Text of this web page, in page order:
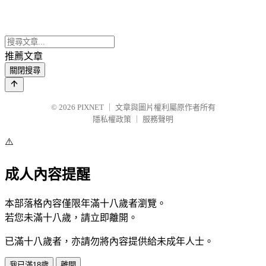
推薦文章
關閉搜尋
© 2026 PIXNET
文章與圖片權利屬原作者所有
隱私權政策
服務聲明
⚠️
成人內容提醒
本部落格內容僅限年滿十八歲者瀏覽。
若您未滿十八歲，請立即離開。
已滿十八歲者，亦請勿將內容提供給未成年人士。